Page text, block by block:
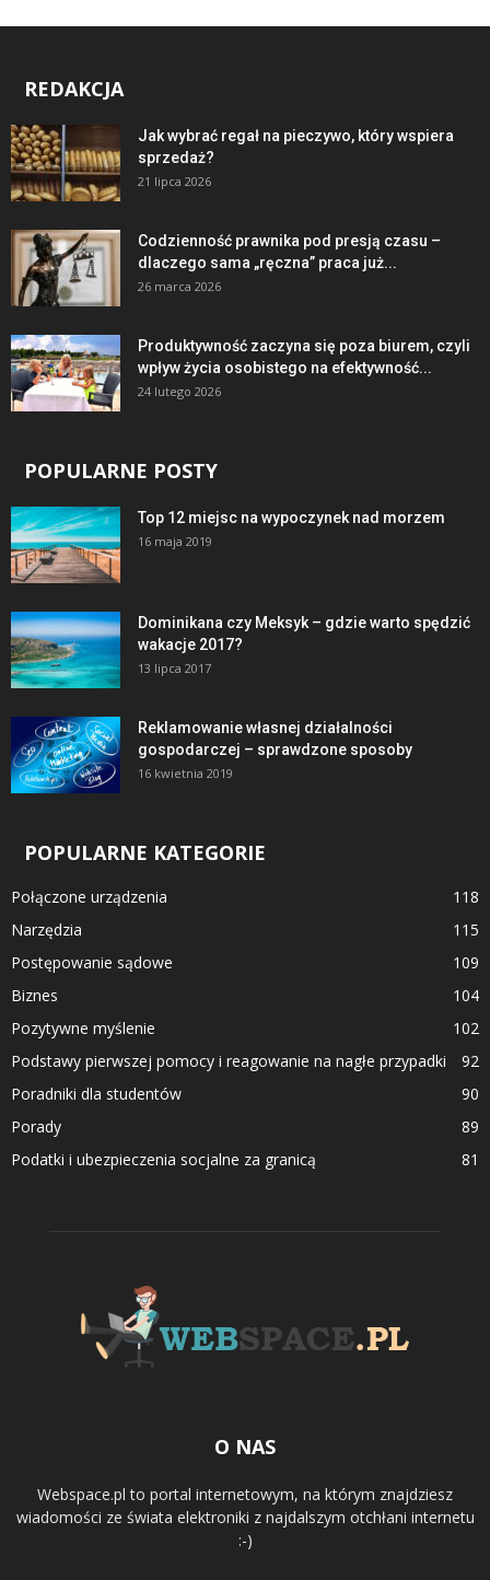
REDAKCJA
Jak wybrać regał na pieczywo, który wspiera
sprzedaż?
21 lipca 2026
Codzienność prawnika pod presją czasu –
dlaczego sama „ręczna” praca już...
26 marca 2026
Produktywność zaczyna się poza biurem, czyli
wpływ życia osobistego na efektywność...
24 lutego 2026
POPULARNE POSTY
Top 12 miejsc na wypoczynek nad morzem
16 maja 2019
Dominikana czy Meksyk – gdzie warto spędzić
wakacje 2017?
13 lipca 2017
Reklamowanie własnej działalności
gospodarczej – sprawdzone sposoby
16 kwietnia 2019
POPULARNE KATEGORIE
Połączone urządzenia
118
Narzędzia
115
Postępowanie sądowe
109
Biznes
104
Pozytywne myślenie
102
Podstawy pierwszej pomocy i reagowanie na nagłe przypadki
92
Poradniki dla studentów
90
Porady
89
Podatki i ubezpieczenia socjalne za granicą
81
O NAS
Webspace.pl to portal internetowym, na którym znajdziesz
wiadomości ze świata elektroniki z najdalszym otchłani internetu
:-)